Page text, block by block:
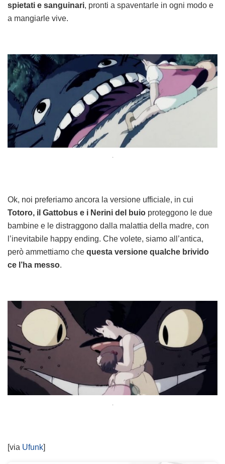
spietati e sanguinari, pronti a spaventarle in ogni modo e
a mangiarle vive.
.
Ok, noi preferiamo ancora la versione ufficiale, in cui
Totoro, il Gattobus e i Nerini del buio proteggono le due
bambine e le distraggono dalla malattia della madre, con
l’inevitabile happy ending. Che volete, siamo all’antica,
però ammettiamo che questa versione qualche brivido
ce l’ha messo.
.
[via Ufunk]